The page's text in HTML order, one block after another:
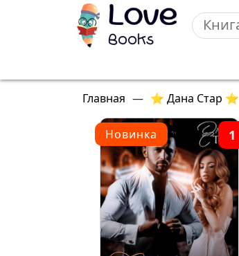
Главная — ⭐ Дана Стар ⭐
Новинка 1